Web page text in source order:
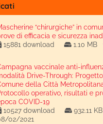
“chirurgiche” in
di efficacia e sicurezza
15881 download
1.10 MB
vaccinale anti-
Drive-Through:
della Città
operativo, risultati e
COVID-19
10527 download
932.11 KB
02/2021